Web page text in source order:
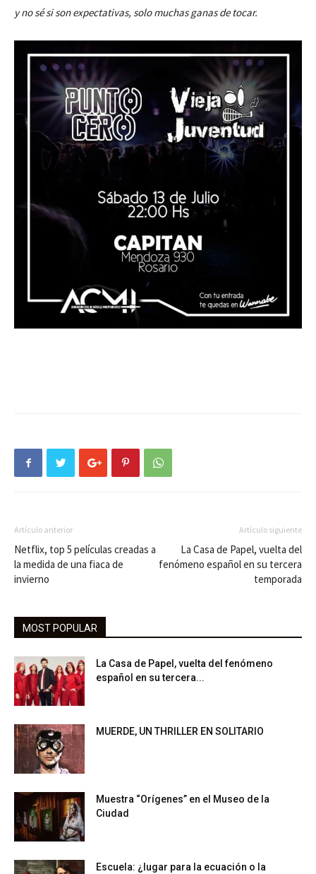
y no sé si son expectativas, solo muchas ganas de tocar.
Artículo anterior
Netflix, top 5 películas creadas a
la medida de una fiaca de
invierno
Artículo siguiente
La Casa de Papel, vuelta del
fenómeno español en su tercera
temporada
MOST POPULAR
La Casa de Papel, vuelta del fenómeno
español en su tercera...
MUERDE, UN THRILLER EN SOLITARIO
Muestra “Orígenes” en el Museo de la
Ciudad
Escuela: ¿lugar para la ecuación o la